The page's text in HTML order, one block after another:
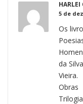
HARLEI
5 de
Os
da
Vieira.
Obras